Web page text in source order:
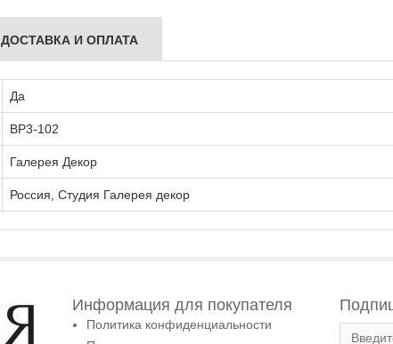
ДОСТАВКА И ОПЛАТА
Да
ВР3-102
Галерея Декор
Россия, Студия Галерея декор
Информация для покупателя
Политика конфиденциальности